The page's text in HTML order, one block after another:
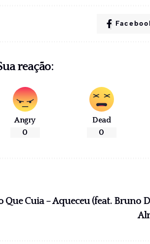
reação:
Angry
0
Dead
0
Que Cuia – Aqueceu (feat. Bruno